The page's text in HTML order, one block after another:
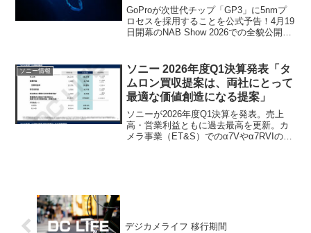
底考察
GoProが次世代チップ「GP3」に5nmプ
ロセスを採用することを公式予告！4月19
日開幕のNAB Show 2026での全貌公開を
4K/120fpsの衝撃、シネマ思考の新カテゴ
リー参入の可能性まで、デジカメライフ
独自の視点で解説します。
ソニー情報
ソニー 2026年度Q1決算発表「タ
ムロン買収提案は、両社にとって
最適な価値創造になる提案」
ソニーが2026年度Q1決算を発表。売上
高・営業利益ともに過去最高を更新。カ
メラ事業（ET&S）でのα7Vやα7RVIの動
デジカメライフ 移行期間